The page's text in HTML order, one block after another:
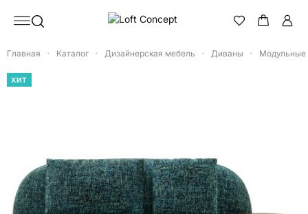
Главная Каталог Дизайнерская мебель Диваны Модульные
ХИТ